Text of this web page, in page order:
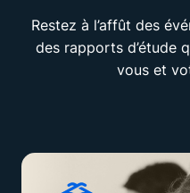
Restez à l’affût des
des rapports d’étude
vous et